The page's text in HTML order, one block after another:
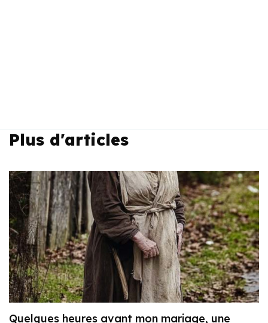
Plus d'articles
Quelques heures avant mon mariage, une